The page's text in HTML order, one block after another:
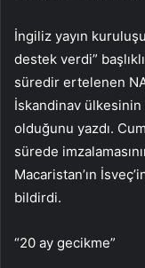
İngiliz yayın
destek verdi”
süredir ertelenen
İskandinav
olduğunu yazdı.
sürede
Macaristan’ın
bildirdi.
“20 ay gecikme”